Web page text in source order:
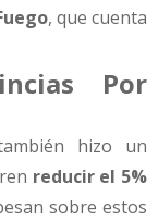
, que cuenta
Por
hizo un
reducir el 5%
sobre estos